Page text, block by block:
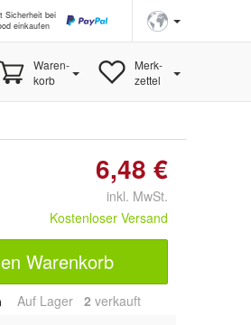
Sicherheit bei
einkaufen
Waren-
korb
Merk-
zettel
6,48 €
inkl. MwSt.
Kostenloser Versand
Warenkorb
Auf Lager 2 verkauft